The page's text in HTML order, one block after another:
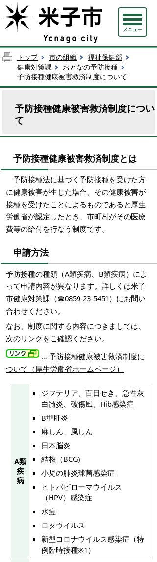
メニュー
トップ 市の組織
福祉保健部
健康対策課
おとなの予防接種
予防接種健康被害救済制度について
予防接種健康被害救済制度につい
て
予防接種健康被害救済制度とは
予防接種法に基づく予防接種を受けた方
に健康被害が生じた場合、その健康被害が
接種を受けたことによるものであると厚生
労働省が認定したとき、市町村がその医療
費等の給付を行なう制度です。
申請方法
予防接種の種類（A類疾病、B類疾病）によ
って申請内容が異なります。詳しくは米子
市健康対策課（☎0859-23-5451）にお問い
合わせください。
なお、制度に関する内容につきましては、
次のリンクをご確認ください。
… 予防接種健康被害救済制度に
ついて（厚生労働省ホームページ）
A類
疾
病
ジフテリア、百日せき、急性灰
白髄炎、破傷風、Hib感染症
B型肝炎
麻しん、風しん
日本脳炎
結核（BCG)
小児の肺炎球菌感染症
ヒトパピローマウイルス
（HPV）感染症
水痘
ロタウイルス
新型コロナウイルス感染症（特
例臨時接種※1）